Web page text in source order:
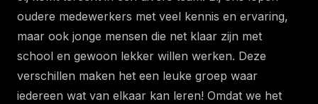
oudere medewerkers met veel kennis en ervaring,
maar ook jonge mensen die net klaar zijn met
school en gewoon lekker willen werken. Deze
verschillen maken het een leuke groep waar
iedereen wat van elkaar kan leren! Omdat we het